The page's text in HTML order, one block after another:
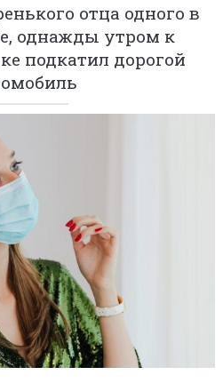
отца одного в
однажды утром к
подкатил дорогой